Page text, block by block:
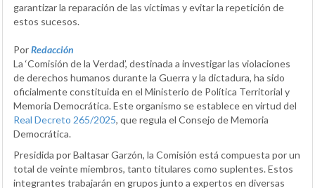
garantizar la reparación de las víctimas y evitar la repetición de
estos sucesos.
PorRedacción
La ‘Comisión de la Verdad’, destinada a investigar las violaciones
de derechos humanos durante la Guerra y la dictadura, ha sido
oficialmente constituida en el Ministerio de Política Territorial y
Memoria Democrática. Este organismo se establece en virtud del
Real Decreto 265/2025, que regula el Consejo de Memoria
Democrática.
Presidida por Baltasar Garzón, la Comisión está compuesta por un
total de veinte miembros, tanto titulares como suplentes. Estos
integrantes trabajarán en grupos junto a expertos en diversas